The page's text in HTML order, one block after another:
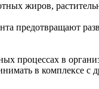
жиров,
предотвращают
процессах в
в комплексе